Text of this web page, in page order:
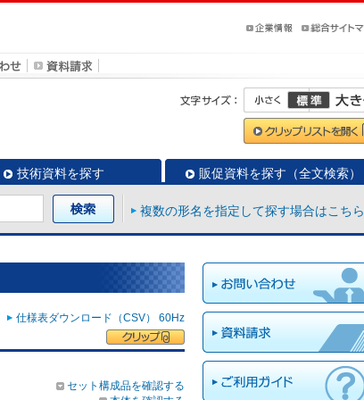
技術資料を探す 販促資料を探す（全文検索）
複数の形名を指定して探す場合はこちら
仕様表ダウンロード（CSV） 60Hz
セット構成品を確認する